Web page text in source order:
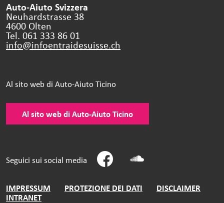
Auto-Aiuto Svizzera
Neuhardstrasse 38
4600 Olten
Tel. 061 333 86 01
info@infoentraidesuisse.ch
Al sito web di Auto-Aiuto Ticino
Al sito web di Auto-Aiuto Ticino
Seguici sui social media
IMPRESSUM PROTEZIONE DEI DATI
DISCLAIMER
INTRANET